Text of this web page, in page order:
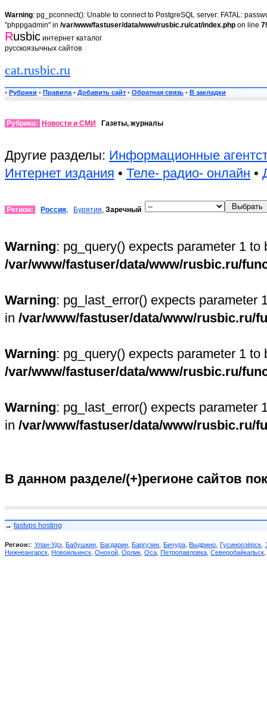
Warning: pg_pconnect(): Unable to connect to PostgreSQL server: FATAL:
"phppgadmin" in /var/www/fastuser/data/www/rusbic.ru/cat/index.php on line
Rusbic интернет каталог
русскоязычных сайтов
cat.rusbic.ru
• Рубрики • Правила • Добавить сайт • Обратная связь • В закладки
Рубрика: Новости и СМИ Газеты, журналы
Другие разделы: Информационные
Интернет издания • Теле- радио- онлайн •
Регион: Россия, Бурятия, Заречный
Warning: pg_query() expects parameter 1
/var/www/fastuser/data/www/rusbic.ru/
Warning: pg_last_error() expects parameter
in /var/www/fastuser/data/www/rusbic.ru/
Warning: pg_query() expects parameter 1
/var/www/fastuser/data/www/rusbic.ru/
Warning: pg_last_error() expects parameter
in /var/www/fastuser/data/www/rusbic.ru/
В данном разделе/(+)регионе сайтов
→ fastvps hosting
Регион:: Улан-Удэ ,Бабушкин Багдарин,Баргузин Бичура,Выдрино Гусиноозёрск,
Нижнеангарск Новоильинск Онохой Орлик Оса Петропавловка Северобайкальск